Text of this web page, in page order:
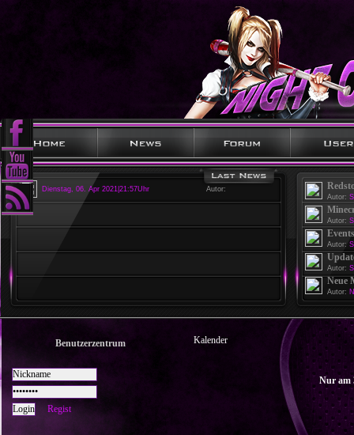
Dienstag, 06. Apr 2021|21:57Uhr Autor:
Autor:
Autor:
Autor:
Autor:
Neue
Autor:
Benutzerzentrum
Regist
Kalender
Nur am